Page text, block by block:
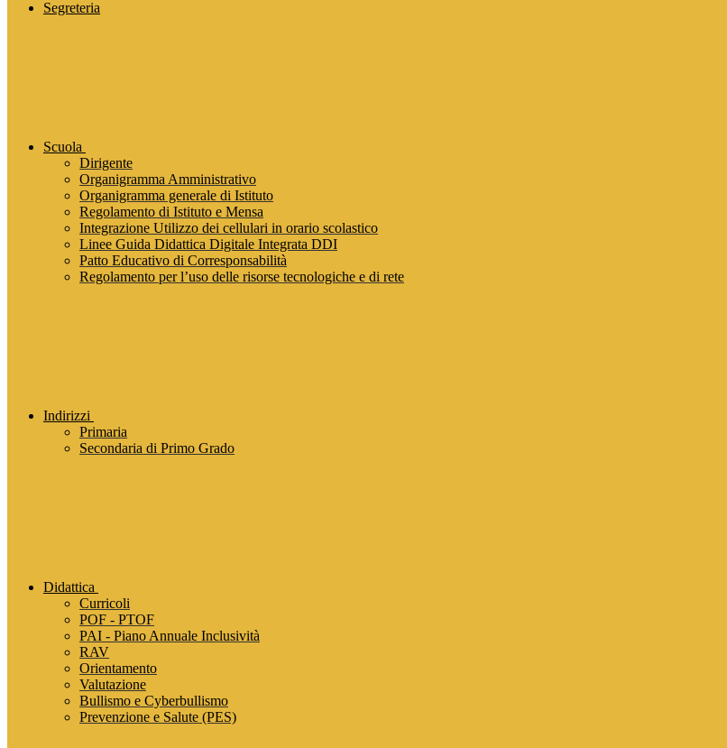
Segreteria
Scuola
Dirigente
Organigramma Amministrativo
Organigramma generale di Istituto
Regolamento di Istituto e Mensa
Integrazione Utilizzo dei cellulari in orario scolastico
Linee Guida Didattica Digitale Integrata DDI
Patto Educativo di Corresponsabilità
Regolamento per l’uso delle risorse tecnologiche e di rete
Indirizzi
Primaria
Secondaria di Primo Grado
Didattica
Curricoli
POF - PTOF
PAI - Piano Annuale Inclusività
RAV
Orientamento
Valutazione
Bullismo e Cyberbullismo
Prevenzione e Salute (PES)